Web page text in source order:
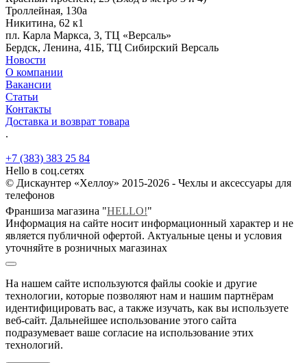
Троллейная, 130а
Никитина, 62 к1
пл. Карла Маркса, 3, ТЦ «Версаль»
Бердск, Ленина, 41Б, ТЦ Сибирский Версаль
Новости
О компании
Вакансии
Статьи
Контакты
Доставка и возврат товара
.
+7 (383) 383 25 84
Hello в соц.сетях
© Дискаунтер «Хеллоу» 2015-2026 - Чехлы и аксессуары для
телефонов
Франшиза магазина "HELLO!"
Информация на сайте носит информационный характер и не
является публичной офертой. Актуальные цены и условия
уточняйте в розничных магазинах
На нашем сайте используются файлы cookie и другие
технологии, которые позволяют нам и нашим партнёрам
идентифицировать вас, а также изучать, как вы используете
веб-сайт. Дальнейшее использование этого сайта
подразумевает ваше согласие на использование этих
технологий.